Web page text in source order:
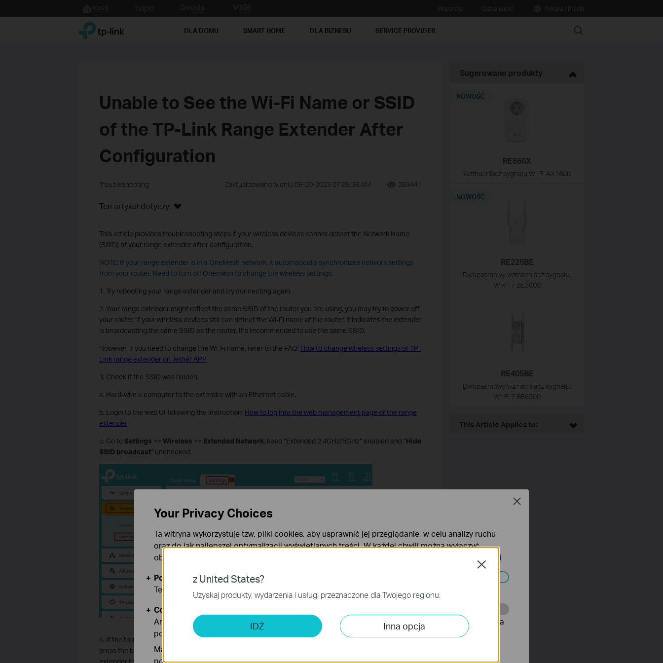
to
TP-Link, Reliably Smart DLA DOMU SMART HOME DLA BIZNESU SERVICE PROVIDER Search
Unable to See the Wi-Fi Name or SSID
of the TP-Link Range Extender After
Configuration
Troubleshooting Zaktualizowano w dniu 06-20-2023 07:09:38 AM 283441
Ten artykuł dotyczy:
This article provides troubleshooting steps if your wireless devices cannot detect the Network Name
(SSID) of your range extender after configuration.
NOTE: If your range extender is in a OneMesh network, it automatically synchronizes network settings
from your router. Need to turn off Onemesh to change the wireless settings.
1. Try rebooting your range extender and try connecting again.
2. Your range extender might reflect the same SSID of the router you are using, you may try to power off
your router, if your wireless devices still can detect the Wi-Fi name of the router, it indicates the extender
is broadcasting the same SSID as the router. It’s recommended to use the same SSID.
However, if you need to change the Wi-Fi name, refer to the FAQ: How to change wireless settings of TP-
Link range extender on Tether APP
3. Check if the SSID was hidden.
a. Hard-wire a computer to the extender with an Ethernet cable.
b. Login to the web UI following the instruction: How to log into the web management page of the range
extender
c. Go to Settings >> Wireless >> Extended Network, keep “Extended 2.4GHz/5GHz” enabled and “Hide
SSID broadcast” unchecked.
4. If the troubleshooting steps didn’t resolve the issue, try resetting the extender completely. Use a pin to
press the button for 1 second to reset the extender. Also, once you reset, you need to reconfigure the
extender following the FAQ:
Sugerowane produkty
RE660X
Wzmacniacz sygnału Wi-Fi AX1800
NOWOŚĆ
RE225BE
Dwupasmowy wzmacniacz sygnału,
Wi-Fi 7 BE3600
NOWOŚĆ
RE405BE
Dwupasmowy wzmacniacz sygnału,
Wi-Fi 7 BE6500
This Article Applies to:
z United States?
Uzyskaj produkty, wydarzenia i usługi przeznaczone dla Twojego regionu.
IDŹ Inna opcja
Close
Your Privacy Choices
Ta witryna wykorzystuje tzw. pliki cookies, aby usprawnić jej przeglądanie, w celu analizy ruchu
oraz do jak najlepszej optymalizacji wyświetlanych treści. W każdej chwili można wyłączyć
obsługę plików cookies. Więcej informacji na ten temat dostępnych jest w
Polityce prywatności
Podstawowe Cookies
Te pliki cookies niezbędne są do poprawnego działania witryny i nie moga zostać wyłączone.
Cookies dotyczące analizy i marketingu
Analiza - Te pliki Cookies są wykorzystywane w celu analizy ruchu na naszej stronie, co umożliwia
poprawę i dostosowanie wyświetlanych treści.
Marketing - Te pliki Cookies mogą być wykorzystywane przez naszych partnerów reklamowych
podczas tworzenia profilu Twoich zainteresowań, co pozwala na wyświetlanie odpowiednich
Close